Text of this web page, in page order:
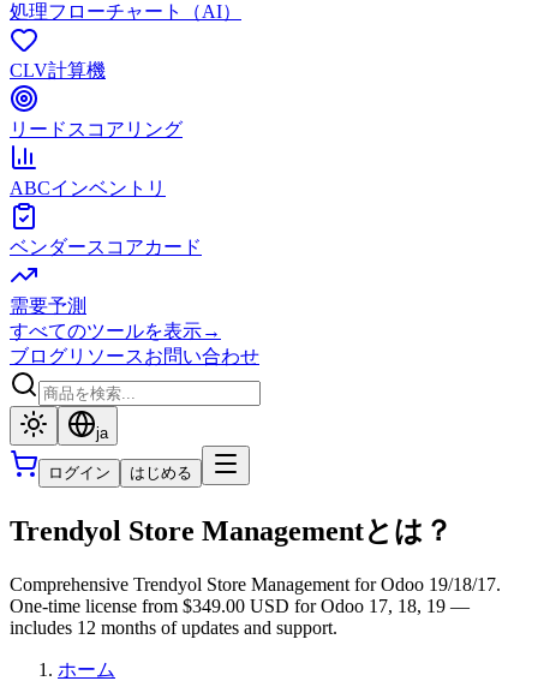
処理フローチャート（AI）
CLV計算機
リードスコアリング
ABCインベントリ
ベンダースコアカード
需要予測
すべてのツールを表示→
ブログリソースお問い合わせ
ja
ログイン はじめる
Trendyol Store Managementとは？
Comprehensive Trendyol Store Management for Odoo 19/18/17.
One-time license from $349.00 USD for Odoo 17, 18, 19 —
includes 12 months of updates and support.
ホーム